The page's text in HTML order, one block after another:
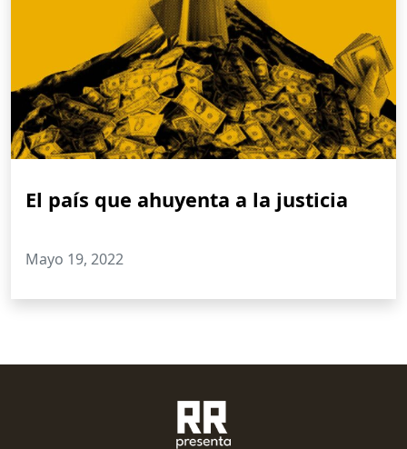
El país que ahuyenta a la justicia
Mayo 19, 2022